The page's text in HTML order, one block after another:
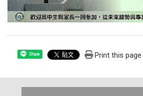
Share Print this page